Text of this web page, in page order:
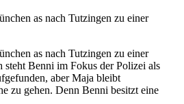
as nach Tutzingen zu einer
as nach Tutzingen zu einer
steht Benni im Fokus der Polizei als
aber Maja bleibt
zu gehen. Denn Benni besitzt eine